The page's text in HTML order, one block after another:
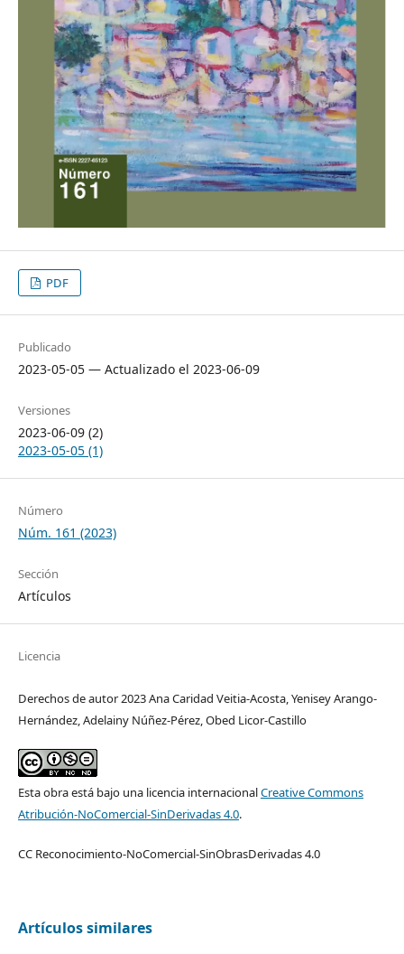
PDF
Publicado
2023-05-05 — Actualizado el 2023-06-09
Versiones
2023-06-09 (2)
2023-05-05 (1)
Número
Núm. 161 (2023)
Sección
Artículos
Licencia
Derechos de autor 2023 Ana Caridad Veitia-Acosta, Yenisey Arango-
Hernández, Adelainy Núñez-Pérez, Obed Licor-Castillo
Esta obra está bajo una licencia internacionalCreative Commons
Atribución-NoComercial-SinDerivadas 4.0.
CC Reconocimiento-NoComercial-SinObrasDerivadas 4.0
Artículos similares